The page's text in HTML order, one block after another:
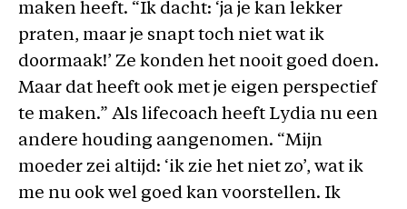
maken heeft. “Ik dacht: ‘ja je kan lekker
praten, maar je snapt toch niet wat ik
doormaak!’ Ze konden het nooit goed doen.
Maar dat heeft ook met je eigen perspectief
te maken.” Als lifecoach heeft Lydia nu een
andere houding aangenomen. “Mijn
moeder zei altijd: ‘ik zie het niet zo’, wat ik
me nu ook wel goed kan voorstellen. Ik